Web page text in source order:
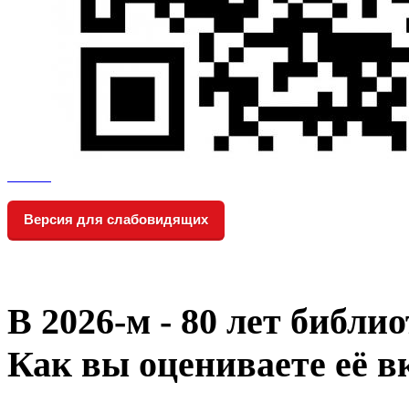
Версия для слабовидящих
В 2026‑м - 80 лет
Как вы оцениваете её